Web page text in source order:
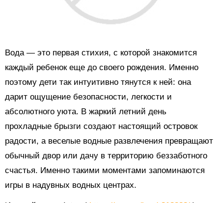
Вода — это первая стихия, с которой знакомится
каждый ребенок еще до своего рождения. Именно
поэтому дети так интуитивно тянутся к ней: она
дарит ощущение безопасности, легкости и
абсолютного уюта. В жаркий летний день
прохладные брызги создают настоящий островок
радости, а веселые водные развлечения превращают
обычный двор или дачу в территорию беззаботного
счастья. Именно такими моментами запоминаются
игры в надувных водных центрах.